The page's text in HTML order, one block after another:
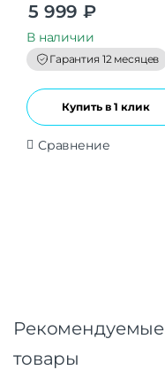
o
t
o
f
5
5 999 ₽
В наличии
Гарантия 12 месяцев
Купить в 1 клик
Сравнение
Рекомендуемые
товары